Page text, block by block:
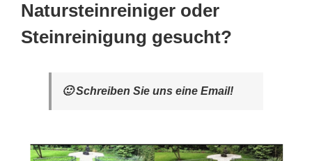
Natursteinreiniger oder
Steinreinigung gesucht?
🙂 Schreiben Sie uns eine Email!